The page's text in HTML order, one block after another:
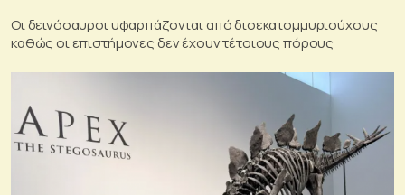
Οι δεινόσαυροι υφαρπάζονται από δισεκατομμυριούχους
καθώς οι επιστήμονες δεν έχουν τέτοιους πόρους